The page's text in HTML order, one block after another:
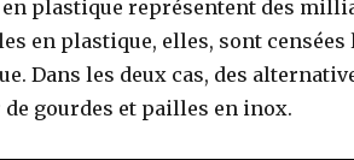
plastique représentent des
en plastique, elles, sont
Dans les deux cas, des
gourdes et pailles en inox.